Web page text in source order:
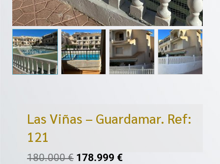
Las Viñas – Guardamar. Ref:
121
180.000€ 178.999 €